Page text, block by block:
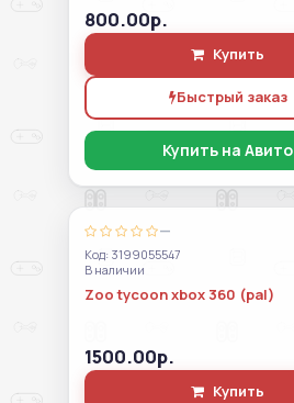
800.00р.
Купить
Быстрый заказ
Купить на Авито
—
Код: 3199055547
В наличии
Zoo tycoon xbox 360 (pal)
1500.00р.
Купить